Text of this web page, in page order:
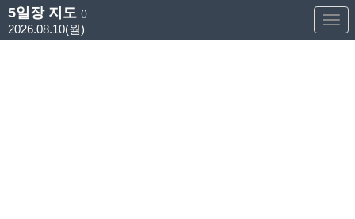
5일장 지도 ()
2026.08.10(월)